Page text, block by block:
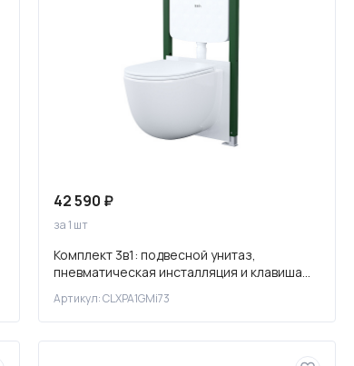
42 590 ₽
за 1 шт
Комплект 3в1: подвесной унитаз,
пневматическая инсталляция и клавиша
Артикул: CLXPA1GMi73